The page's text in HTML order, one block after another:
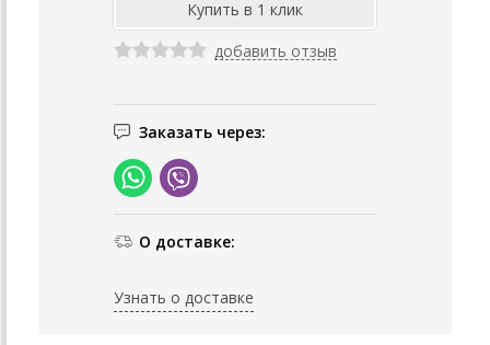
добавить отзыв
Заказать через:
О доставке:
Узнать о доставке